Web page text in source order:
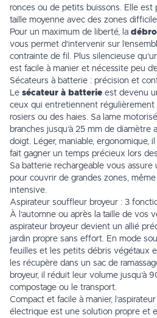
ronces ou de petits buissons. Elle est
taille moyenne avec des zones
Pour un maximum de liberté, la
vous permet d’intervenir sur
contrainte de fil. Plus silencieuse
est facile à manier et nécessite peu
Sécateurs à batterie : précision et
Le sécateur à batterie est devenu
ceux qui entretiennent régulièrement
rosiers ou des haies. Sa lame
branches jusqu’à 25 mm de diamètre
doigt. Léger, maniable, ergonomique,
fait gagner un temps précieux lors
Sa batterie rechargeable vous
pour couvrir de grandes zones,
intensive.
Aspirateur souffleur broyeur : 3
À l’automne ou après la taille de vos
aspirateur broyeur devient un allié
jardin propre sans effort. En mode
feuilles et les petits débris végétaux
les récupère dans un sac de
broyeur, il réduit leur volume jusqu’à
compostage ou le transport.
Compact et facile à manier,
électrique est une solution propre et